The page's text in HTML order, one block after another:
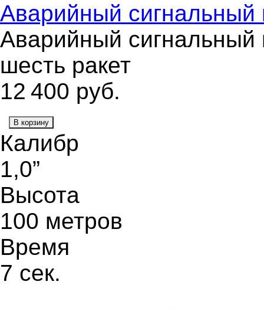
Аварийный сигнальный
Аварийный
шесть ракет
12 400 руб.
В корзину
Калибр
1,0”
Высота
100 метров
Время
7 сек.